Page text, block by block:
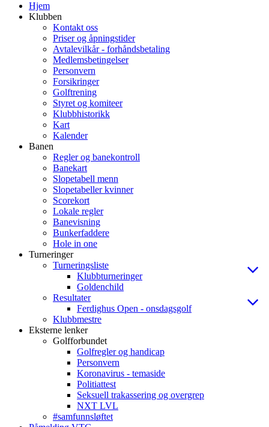
Hjem
Klubben
Kontakt oss
Priser og åpningstider
Avtalevilkår - forhåndsbetaling
Medlemsbetingelser
Personvern
Forsikringer
Golftrening
Styret og komiteer
Klubbhistorikk
Kart
Kalender
Banen
Regler og banekontroll
Banekart
Slopetabell menn
Slopetabeller kvinner
Scorekort
Lokale regler
Banevisning
Bunkerfaddere
Hole in one
Turneringer
Turneringsliste
Klubbturneringer
Goldenchild
Resultater
Ferdighus Open - onsdagsgolf
Klubbmestre
Eksterne lenker
Golfforbundet
Golfregler og handicap
Personvern
Koronavirus - temaside
Politiattest
Seksuell trakassering og overgrep
NXT LVL
#samfunnsløftet